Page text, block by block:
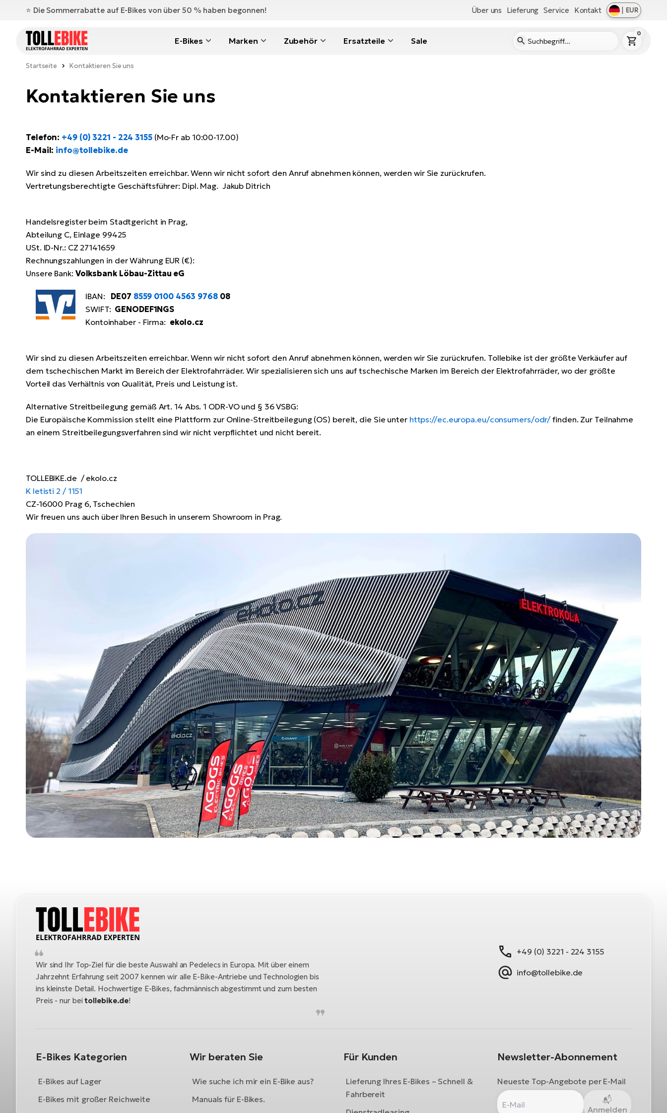
⭐️ Die Sommerrabatte auf E-Bikes von über 50 % haben begonnen! Über uns Lieferung Service Kontakt | EUR
E-Bikes Marken Zubehör Ersatzteile Sale
0
Startseite Kontaktieren Sie uns
Kontaktieren Sie uns
Telefon: +49 (0) 3221 - 224 3155 (Mo-Fr ab 10:00-17.00)
E-Mail: info@tollebike.de
Wir sind zu diesen Arbeitszeiten erreichbar. Wenn wir nicht sofort den Anruf abnehmen können, werden wir Sie zurückrufen.
Vertretungsberechtigte Geschäftsführer: Dipl. Mag. Jakub Ditrich
Handelsregister beim Stadtgericht in Prag,
Abteilung C, Einlage 99425
USt. ID-Nr.: CZ 27141659
Rechnungszahlungen in der Währung EUR (€):
Unsere Bank: Volksbank Löbau-Zittau eG
IBAN: DE07 8559 0100 4563 976808
SWIFT: GENODEF1NGS
Kontoinhaber - Firma: ekolo.cz
Wir sind zu diesen Arbeitszeiten erreichbar. Wenn wir nicht sofort den Anruf abnehmen können, werden wir Sie zurückrufen. Tollebike ist der größte Verkäufer auf
dem tschechischen Markt im Bereich der Elektrofahrräder. Wir spezialisieren sich uns auf tschechische Marken im Bereich der Elektrofahrräder, wo der größte
Vorteil das Verhältnis von Qualität, Preis und Leistung ist.
Alternative Streitbeilegung gemäß Art. 14 Abs. 1 ODR-VO und § 36 VSBG:
Die Europäische Kommission stellt eine Plattform zur Online-Streitbeilegung (OS) bereit, die Sie unter https://ec.europa.eu/consumers/odr/ finden. Zur Teilnahme
an einem Streitbeilegungsverfahren sind wir nicht verpflichtet und nicht bereit.
TOLLEBIKE.de / ekolo.cz
K letisti 2 / 1151
CZ-16000 Prag 6, Tschechien
Wir freuen uns auch über Ihren Besuch in unserem Showroom in Prag.
Wir sind Ihr Top-Ziel für die beste Auswahl an Pedelecs in Europa. Mit über einem
Jahrzehnt Erfahrung seit 2007 kennen wir alle E-Bike-Antriebe und Technologien bis
ins kleinste Detail. Hochwertige E-Bikes, fachmännisch abgestimmt und zum besten
Preis - nur beitollebike.de!
+49 (0) 3221 - 224 3155
info@tollebike.de
E-Bikes Kategorien
E-Bikes auf Lager
E-Bikes mit großer Reichweite
Wir beraten Sie
Wie suche ich mir ein E-Bike aus?
Manuals für E-Bikes.
Für Kunden
Lieferung Ihres E-Bikes – Schnell &
Fahrbereit
Newsletter-Abonnement
Neueste Top-Angebote per E-Mail
Anmelden